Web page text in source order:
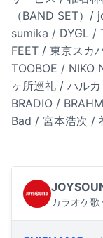
（BAND SET）
sumika / DYGL /
FEET / 東京スカ
TOOBOE / NIKO
ヶ所巡礼 / ハル
BRADIO /
Bad / 宮本浩次 /
カラオケ